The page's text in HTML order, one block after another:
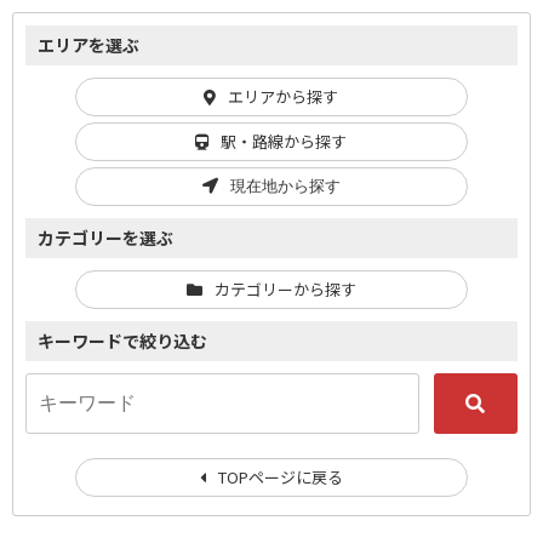
エリアを選ぶ
エリアから探す
駅・路線から探す
現在地から探す
カテゴリーを選ぶ
カテゴリーから探す
キーワードで絞り込む
TOPページに戻る